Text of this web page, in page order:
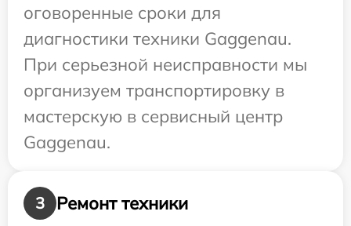
оговоренные сроки для
диагностики техники Gaggenau.
При серьезной неисправности мы
организуем транспортировку в
мастерскую в сервисный центр
Gaggenau.
3
Ремонт техники